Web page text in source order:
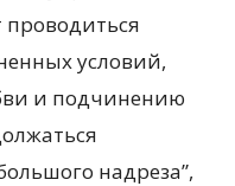
проводиться
условий,
и подчинению
надреза”,